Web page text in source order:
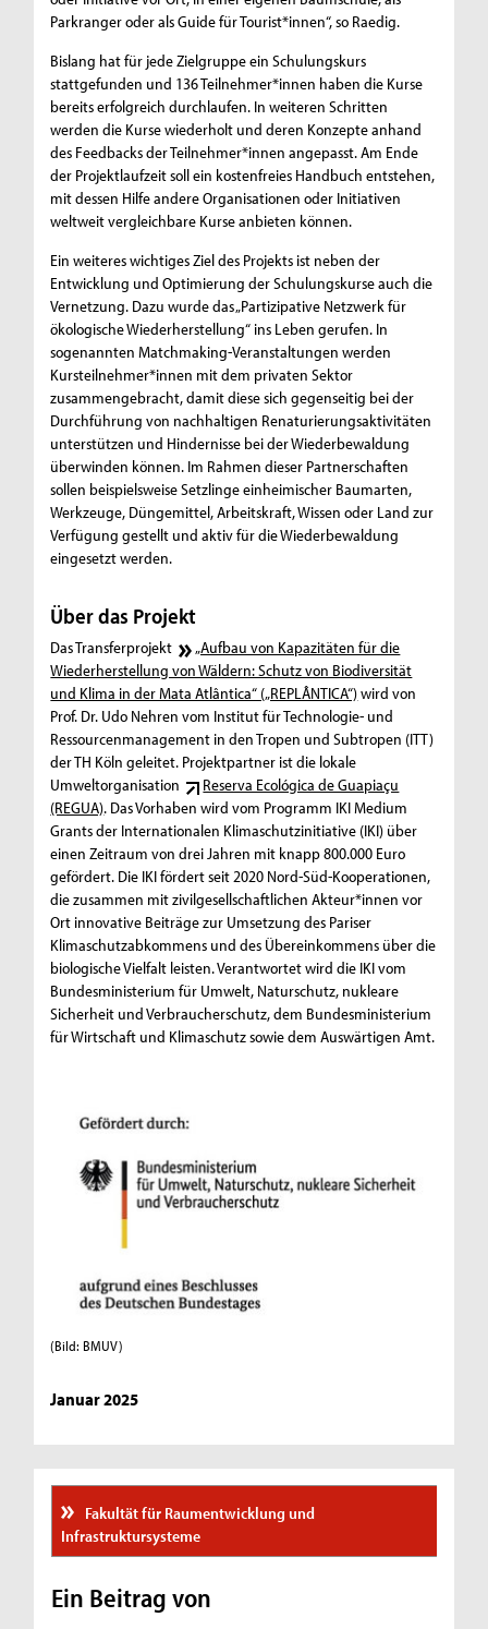
Parkranger oder als Guide für Tourist*innen“, so Raedig.
Bislang hat für jede Zielgruppe ein Schulungskurs
stattgefunden und 136 Teilnehmer*innen haben die Kurse
bereits erfolgreich durchlaufen. In weiteren Schritten
werden die Kurse wiederholt und deren Konzepte anhand
des Feedbacks der Teilnehmer*innen angepasst. Am Ende
der Projektlaufzeit soll ein kostenfreies Handbuch entstehen,
mit dessen Hilfe andere Organisationen oder Initiativen
weltweit vergleichbare Kurse anbieten können.
Ein weiteres wichtiges Ziel des Projekts ist neben der
Entwicklung und Optimierung der Schulungskurse auch die
Vernetzung. Dazu wurde das „Partizipative Netzwerk für
ökologische Wiederherstellung“ ins Leben gerufen. In
sogenannten Matchmaking-Veranstaltungen werden
Kursteilnehmer*innen mit dem privaten Sektor
zusammengebracht, damit diese sich gegenseitig bei der
Durchführung von nachhaltigen Renaturierungsaktivitäten
unterstützen und Hindernisse bei der Wiederbewaldung
überwinden können. Im Rahmen dieser Partnerschaften
sollen beispielsweise Setzlinge einheimischer Baumarten,
Werkzeuge, Düngemittel, Arbeitskraft, Wissen oder Land zur
Verfügung gestellt und aktiv für die Wiederbewaldung
eingesetzt werden.
Über das Projekt
Das Transferprojekt
„Aufbau von Kapazitäten für die
Wiederherstellung von Wäldern: Schutz von Biodiversität
und Klima in der Mata Atlântica“ („REPLÂNTICA“)wird von
Prof. Dr. Udo Nehren vom Institut für Technologie- und
Ressourcenmanagement in den Tropen und Subtropen (ITT)
der TH Köln geleitet. Projektpartner ist die lokale
Umweltorganisation
Reserva Ecológica de Guapiaçu
(REGUA). Das Vorhaben wird vom Programm IKI Medium
Grants der Internationalen Klimaschutzinitiative (IKI) über
einen Zeitraum von drei Jahren mit knapp 800.000 Euro
gefördert. Die IKI fördert seit 2020 Nord-Süd-Kooperationen,
die zusammen mit zivilgesellschaftlichen Akteur*innen vor
Ort innovative Beiträge zur Umsetzung des Pariser
Klimaschutzabkommens und des Übereinkommens über die
biologische Vielfalt leisten. Verantwortet wird die IKI vom
Bundesministerium für Umwelt, Naturschutz, nukleare
Sicherheit und Verbraucherschutz, dem Bundesministerium
für Wirtschaft und Klimaschutz sowie dem Auswärtigen Amt.
(Bild: BMUV)
Januar 2025
Fakultät für Raumentwicklung und
Infrastruktursysteme
Ein Beitrag von